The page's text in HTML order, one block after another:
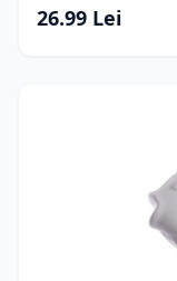
26.99 Lei